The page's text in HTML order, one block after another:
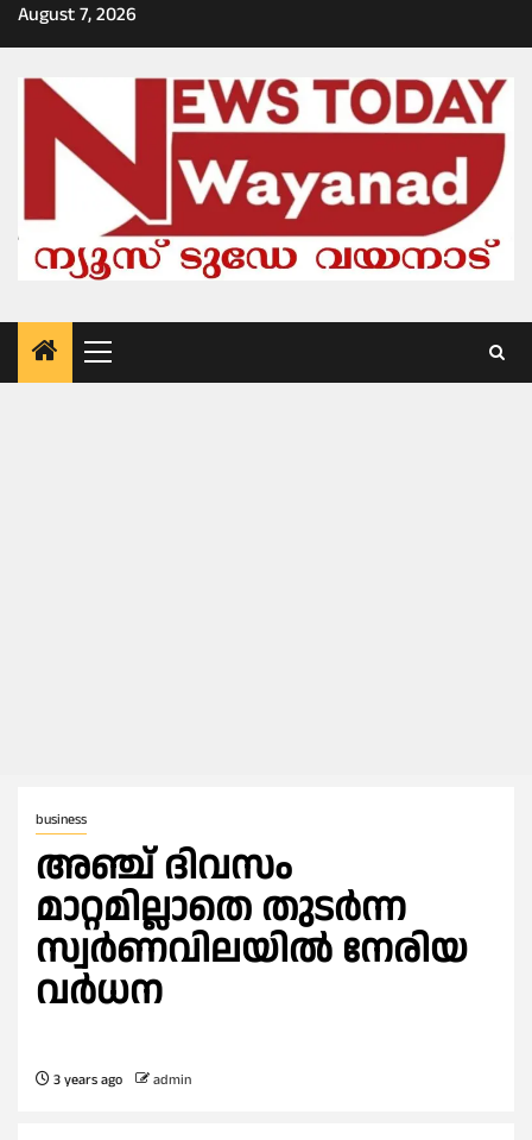
Skip
to
August 7, 2026
Primary
Menu
business
അഞ്ച് ദിവസം
മാറ്റമില്ലാതെ തുടര്‍ന്ന
സ്വര്‍ണവിലയില്‍ നേരിയ
വര്‍ധന
3 years ago admin